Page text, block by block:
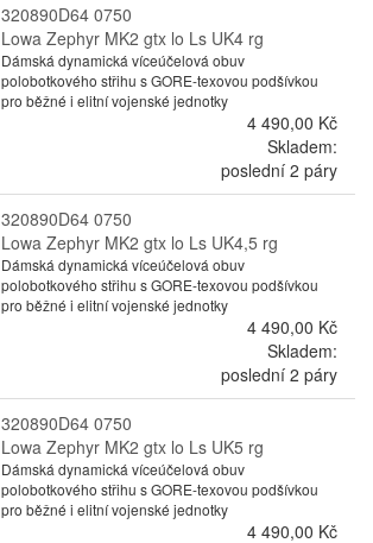
320890D64 0750
Lowa Zephyr MK2 gtx lo Ls UK4 rg
Dámská dynamická víceúčelová obuv
polobotkového střihu s GORE-texovou podšívkou
pro běžné i elitní vojenské jednotky
4 490,00 Kč
Skladem:
poslední 2 páry
320890D64 0750
Lowa Zephyr MK2 gtx lo Ls UK4,5 rg
Dámská dynamická víceúčelová obuv
polobotkového střihu s GORE-texovou podšívkou
pro běžné i elitní vojenské jednotky
4 490,00 Kč
Skladem:
poslední 2 páry
320890D64 0750
Lowa Zephyr MK2 gtx lo Ls UK5 rg
Dámská dynamická víceúčelová obuv
polobotkového střihu s GORE-texovou podšívkou
pro běžné i elitní vojenské jednotky
4 490,00 Kč